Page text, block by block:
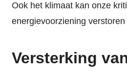
Ook het klimaat kan onze
energievoorziening
Versterking